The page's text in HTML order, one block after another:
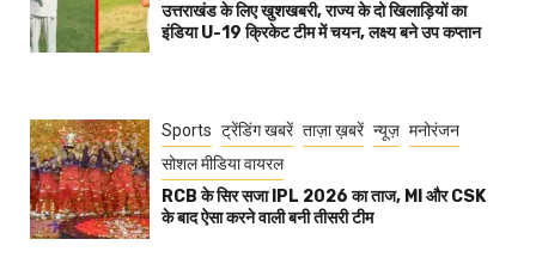
उत्तराखंड के लिए खुशखबरी, राज्य के दो खिलाड़ियों का
इंडिया U-19 क्रिकेट टीम में चयन, लक्ष्य बने उप कप्तान
Sports ट्रेंडिंग खबरें ताज़ा ख़बरें न्यूज़ मनोरंजन
सोशल मीडिया वायरल
RCB के सिर सजा IPL 2026 का ताज, MI और CSK
के बाद ऐसा करने वाली बनी तीसरी टीम